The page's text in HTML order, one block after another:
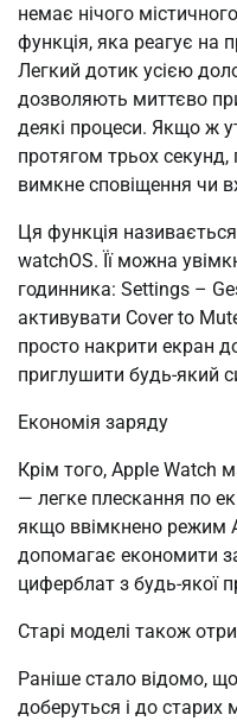
немає нічого
функція, яка реагує на
Легкий дотик усією
дозволяють миттєво
деякі процеси. Якщо ж
протягом трьох секунд,
вимкне сповіщення чи
Ця функція
watchOS. Її можна
годинника: Settings –
активувати Cover to
просто накрити екран
приглушити будь-який
Економія заряду
Крім того, Apple Watch
— легке плескання по
якщо ввімкнено режим
допомагає економити
циферблат з будь-якої
Старі моделі також
Раніше стало відомо,
доберуться і до